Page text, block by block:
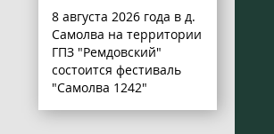
8 августа 2026 года в д.
Самолва на территории
ГПЗ "Ремдовский"
состоится фестиваль
"Самолва 1242"